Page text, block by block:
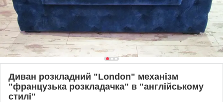
Диван розкладний "London" механізм
"французька розкладачка" в "англійському
стилі"